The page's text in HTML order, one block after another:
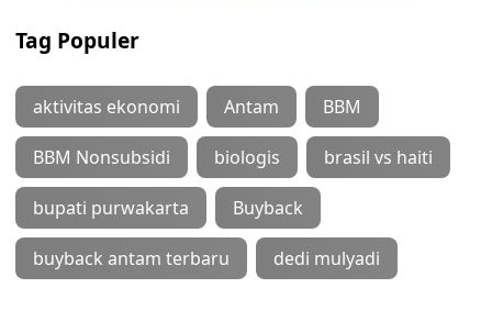
Tag Populer
aktivitas ekonomi Antam BBM
BBM Nonsubsidi biologis brasil vs haiti
bupati purwakarta Buyback
buyback antam terbaru dedi mulyadi